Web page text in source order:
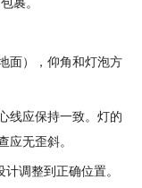
面），仰角和灯泡方
线应保持一致。灯的
应无歪斜。
调整到正确位置。